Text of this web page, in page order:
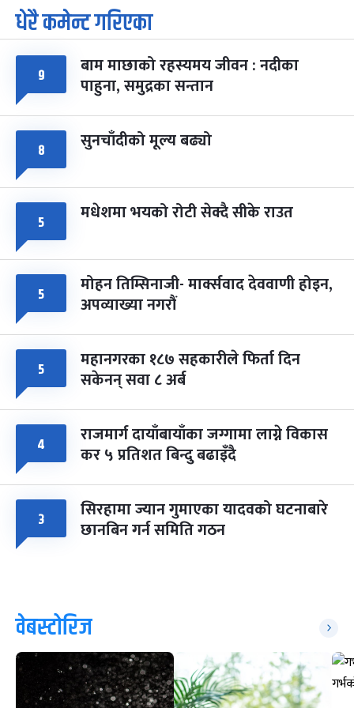
७
आइत
पूर्णिमा व्रत
चैत्र ७, २०८३-Mar 21, 2027
८ फागुपूर्णिमा
चैत्र ८, २०८३-Mar 22, 2027
७ महिना बाँकी
धेरै कमेन्ट गरिएका
९ बाम माछाको रहस्यमय जीवन : नदीका
पाहुना, समुद्रका सन्तान
८ सुनचाँदीको मूल्य बढ्यो
५ मधेशमा भयको रोटी सेक्दै सीके राउत
५ मोहन तिम्सिनाजी- मार्क्सवाद देववाणी होइन,
अपव्याख्या नगरौं
५ महानगरका १८७ सहकारीले फिर्ता दिन
सकेनन् सवा ८ अर्ब
४ राजमार्ग दायाँबायाँका जग्गामा लाग्ने विकास
कर ५ प्रतिशत बिन्दु बढाइँदै
३ सिरहामा ज्यान गुमाएका यादवको घटनाबारे
छानबिन गर्न समिति गठन
वेबस्टोरिज